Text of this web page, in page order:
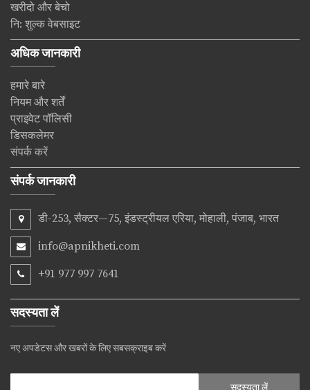
खरीदो और बेचो
नि: शुल्क वेबसाइट
अधिक जानकारी
हमारे बारे
नियम और शर्तें
प्राइवेट पॉलिसी
डिसकलेमर
संपर्क करें
संपर्क जानकारी
डी-253, सैक्टर—75, इंडस्ट्रीयल एरिया, मोहाली, पंजाब, भारत
info@apnikheti.com
+91 977 997 7641
सदस्यता लें
नए अपडेटस और खबरों के लिए सबसक्राइब करें